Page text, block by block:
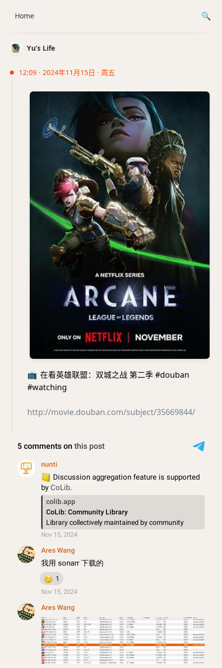
Yu’s Life
12:09 · 2024年11月15日 · 周五
📺 在看英雄联盟：双城之战 第二季 #douban
#watching
http://movie.douban.com/subject/35669844/
Home